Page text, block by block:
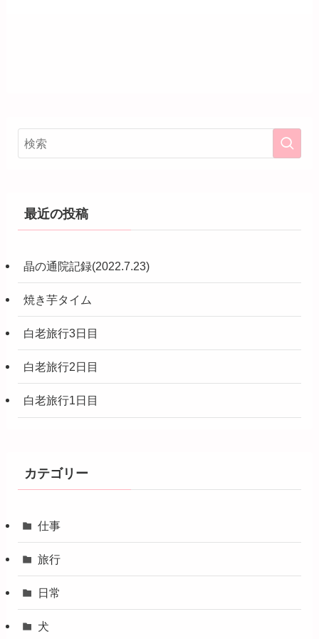
最近の投稿
晶の通院記録(2022.7.23)
焼き芋タイム
白老旅行3日目
白老旅行2日目
白老旅行1日目
カテゴリー
仕事
旅行
日常
犬